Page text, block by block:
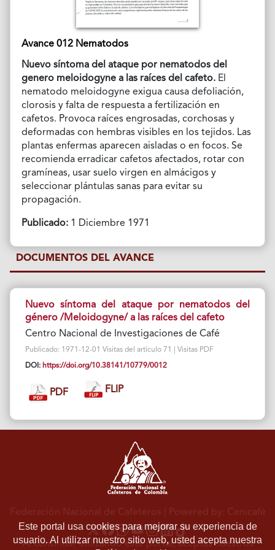
Avance 012 Nematodos
Nuevo síntoma del ataque por nematodos del
genero meloidogyne a las raíces del cafeto. El
nematodo meloidogyne exigua causa defoliación,
clorosis y falta de respuesta a fertilización en
cafetos. Provoca raíces engrosadas, corchosas y
deformadas con hembras visibles en los tejidos. Las
plantas enfermas aparecen aisladas o en focos. Se
recomienda erradicar cafetos afectados, rotar con
gramíneas, usar suelo virgen en almácigos y
seleccionar plántulas sanas para evitar su
propagación.
Publicado:1 Diciembre 1971
DOCUMENTOS DEL AVANCE
Nuevo síntoma del ataque por nematodos del
género /Meloidogyne/ a las raíces del cafeto
Centro Nacional de Investigaciones de Café
Publicado: 1971-12-01 Visitas del artículo 71 | Visitas PDF
DOI: https://doi.org/10.38141/10779/0012
PDF FLIP
Este portal usa cookies para mejorar su experiencia de
usuario. Al utilizar nuestro sitio web, usted acepta nuestra
Federación Nacional de Cafeteros | Powered by: Cenicafé
Al continuar utilizando este portal, aceptas nuestros